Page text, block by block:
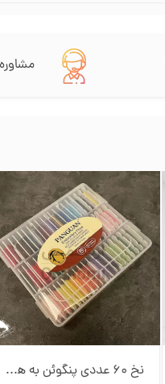
نخ 60 عددی پنگوئن به همراه جعبه و بوبین